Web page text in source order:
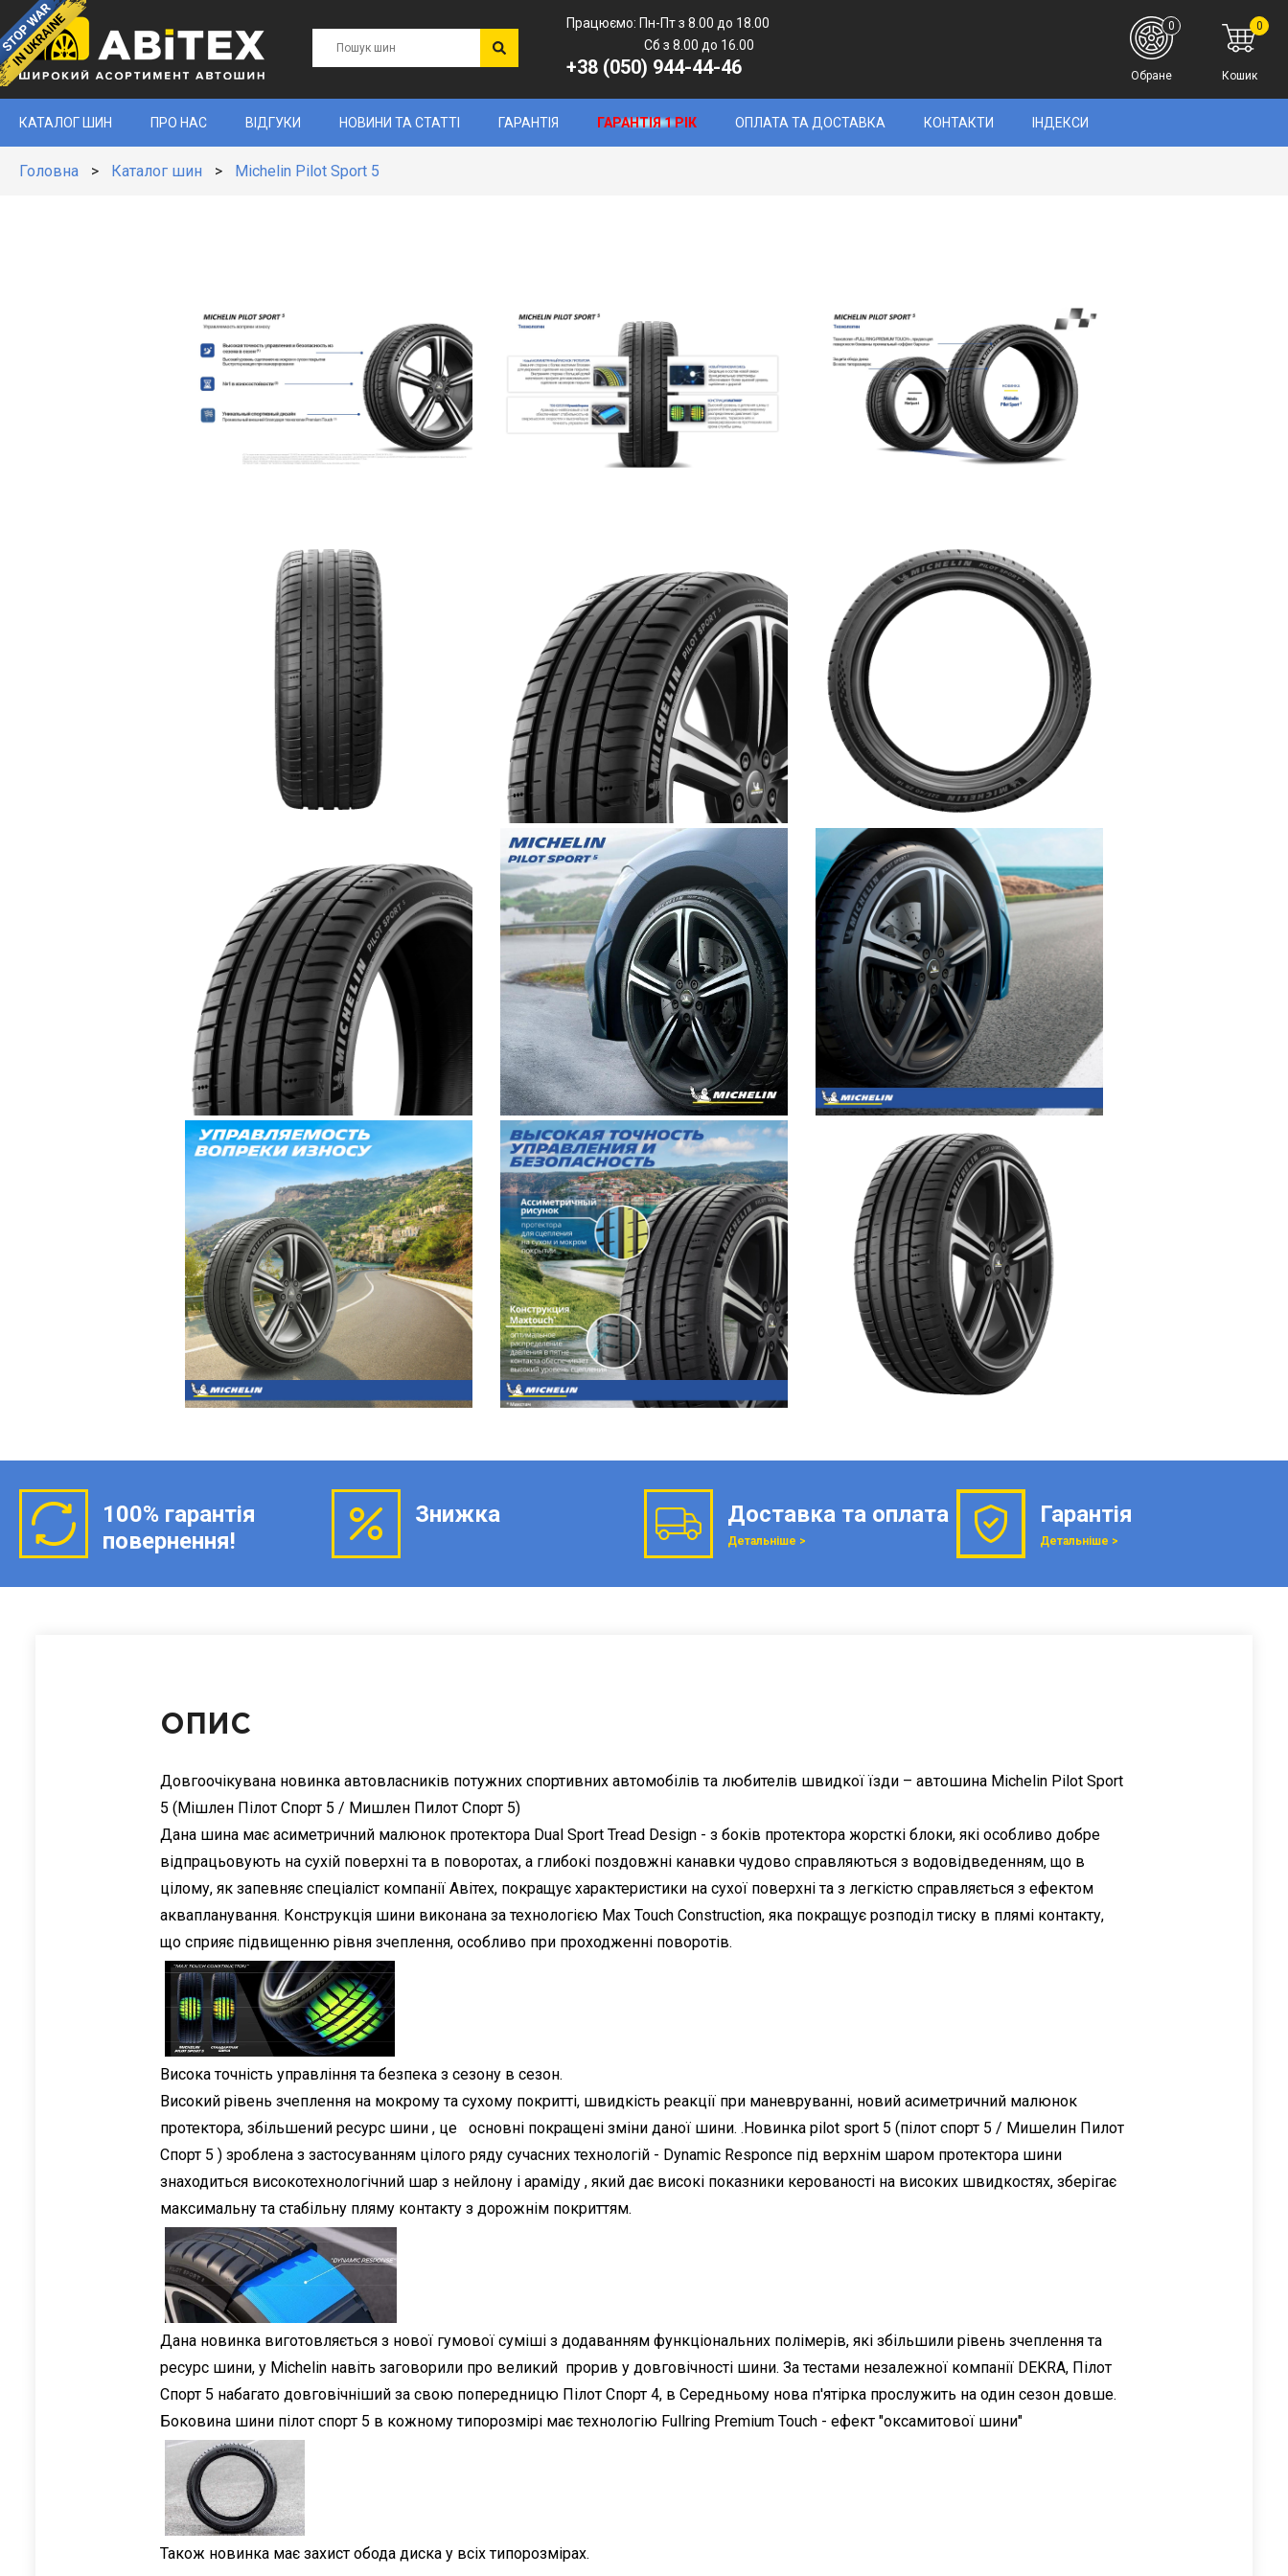
Працюємо: Пн-Пт з 8.00 до 18.00
Сб з 8.00 до 16.00
+38 (050) 944-44-46
0
Кошик
0
Обране
КАТАЛОГ ШИН ПРО НАС ВІДГУКИ НОВИНИ ТА СТАТТІ ГАРАНТІЯ ГАРАНТІЯ 1 РІК ОПЛАТА ТА ДОСТАВКА КОНТАКТИ ІНДЕКСИ
Головна > Каталог шин > Michelin Pilot Sport 5
100% гарантія
повернення!
Знижка Доставка та оплата
Детальніше >
Гарантія
Детальніше >
ОПИС
Довгоочікувана новинка автовласників потужних спортивних автомобілів та любителів швидкої їзди – автошина Michelin Pilot Sport
5 (Мішлен Пілот Спорт 5 / Мишлен Пилот Спорт 5)
Дана шина має асиметричний малюнок протектора Dual Sport Tread Design - з боків протектора жорсткі блоки, які особливо добре
відпрацьовують на сухій поверхні та в поворотах, а глибокі поздовжні канавки чудово справляються з водовідведенням, що в
цілому, як запевняє спеціаліст компанії Авітех, покращує характеристики на сухої поверхні та з легкістю справляється з ефектом
аквапланування. Конструкція шини виконана за технологією Max Touch Construction, яка покращує розподіл тиску в плямі контакту,
що сприяє підвищенню рівня зчеплення, особливо при проходженні поворотів.
Висока точність управління та безпека з сезону в сезон.
Високий рівень зчеплення на мокрому та сухому покритті, швидкість реакції при маневруванні, новий асиметричний малюнок
протектора, збільшений ресурс шини , це основні покращені зміни даної шини. .Новинка pilot sport 5 (пілот спорт 5 / Мишелин Пилот
Спорт 5 ) зроблена з застосуванням цілого ряду сучасних технологій - Dynamic Responce під верхнім шаром протектора шини
знаходиться високотехнологічний шар з нейлону і араміду , який дає високі показники керованості на високих швидкостях, зберігає
максимальну та стабільну пляму контакту з дорожнім покриттям.
Дана новинка виготовляється з нової гумової суміші з додаванням функціональних полімерів, які збільшили рівень зчеплення та
ресурс шини, у Michelin навіть заговорили про великий прорив у довговічності шини. За тестами незалежної компанії DEKRA, Пілот
Спорт 5 набагато довговічніший за свою попередницю Пілот Спорт 4, в Середньому нова п'ятірка прослужить на один сезон довше.
Боковина шини пілот спорт 5 в кожному типорозмірі має технологію Fullring Premium Touch - ефект "оксамитової шини"
Також новинка має захист обода диска у всіх типорозмірах.